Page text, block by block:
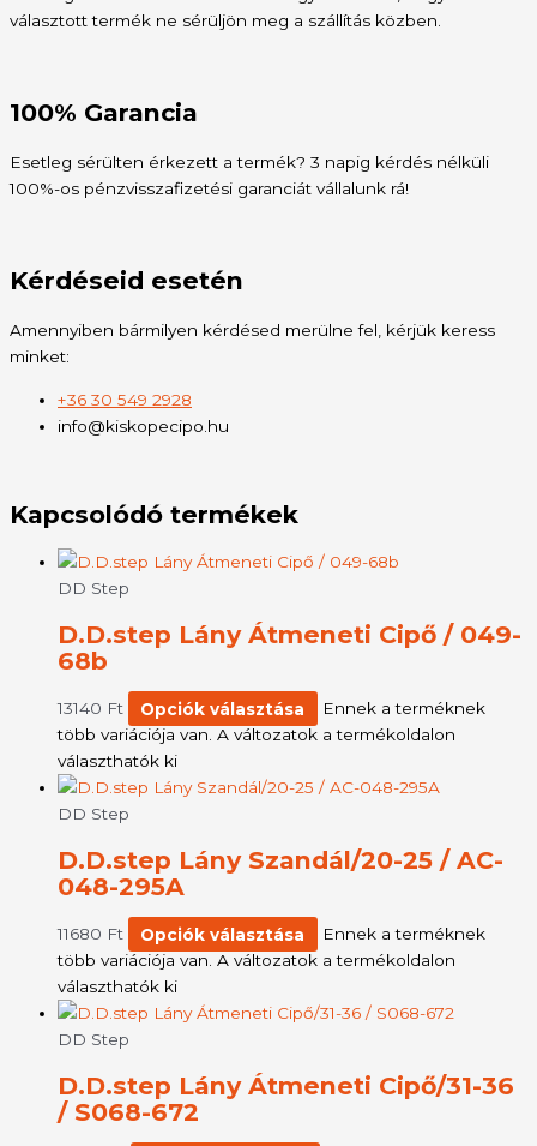
választott termék ne sérüljön meg a szállítás közben.
100% Garancia
Esetleg sérülten érkezett a termék? 3 napig kérdés nélküli
100%-os pénzvisszafizetési garanciát vállalunk rá!
Kérdéseid esetén
Amennyiben bármilyen kérdésed merülne fel, kérjük keress
minket:
+36 30 549 2928
info@kiskopecipo.hu
Kapcsolódó termékek
DD Step
D.D.step Lány Átmeneti Cipő / 049-
68b
13140 Ft Opciók választása
Ennek a terméknek
több variációja van. A változatok a termékoldalon
választhatók ki
DD Step
D.D.step Lány Szandál/20-25 / AC-
048-295A
11680 Ft Opciók választása
Ennek a terméknek
több variációja van. A változatok a termékoldalon
választhatók ki
DD Step
D.D.step Lány Átmeneti Cipő/31-36
/ S068-672